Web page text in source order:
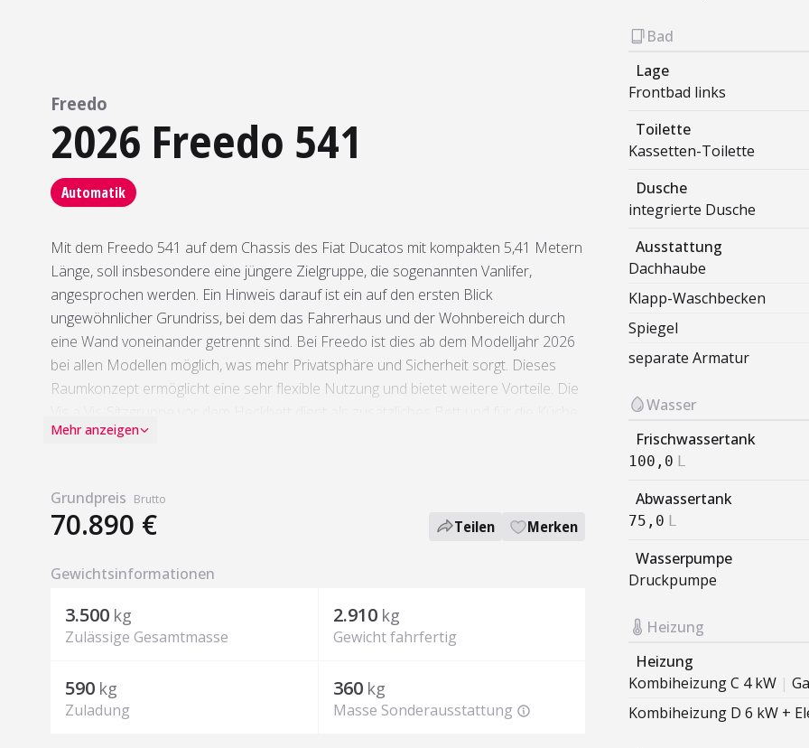
Freedo
2026 Freedo 541
Automatik
Mit dem Freedo 541 auf dem Chassis des Fiat Ducatos mit kompakten 5,41 Metern
Länge, soll insbesondere eine jüngere Zielgruppe, die sogenannten Vanlifer,
angesprochen werden. Ein Hinweis darauf ist ein auf den ersten Blick
ungewöhnlicher Grundriss, bei dem das Fahrerhaus und der Wohnbereich durch
eine Wand voneinander getrennt sind. Bei Freedo ist dies ab dem Modelljahr 2026
bei allen Modellen möglich, was mehr Privatsphäre und Sicherheit sorgt. Dieses
Raumkonzept ermöglicht eine sehr flexible Nutzung und bietet weitere Vorteile. Die
nebst Bad bietet die Frontseite zusätzlich Platz. Mit 3 Sitz- & 3 Schlafplätzen sowie
Mehr anzeigen
Grundpreis Brutto
70.890 € Teilen Merken
Gewichtsinformationen
3.500 kg
Zulässige Gesamtmasse
2.910 kg
Gewicht fahrfertig
590 kg
Zuladung
360 kg
Masse Sonderausstattung
Bad
Lage
Frontbad links
Toilette
Kassetten-Toilette
Dusche
integrierte Dusche
Ausstattung
Dachhaube
Klapp-Waschbecken
Spiegel
separate Armatur
Wasser
Frischwassertank
100,0 L
Abwassertank
75,0 L
Wasserpumpe
Druckpumpe
Heizung
Heizung
Kombiheizung C 4 kW |
Kombiheizung D 6 kW +